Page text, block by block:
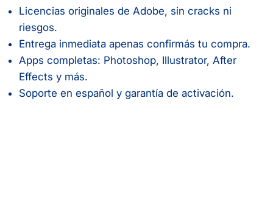
Licencias originales de Adobe, sin cracks ni
riesgos.
Entrega inmediata apenas confirmás tu compra.
Apps completas: Photoshop, Illustrator, After
Effects y más.
Soporte en español y garantía de activación.